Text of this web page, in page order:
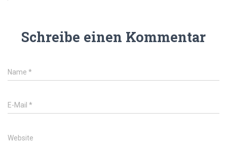
Schreibe einen Kommentar
Name *
E-Mail *
Website